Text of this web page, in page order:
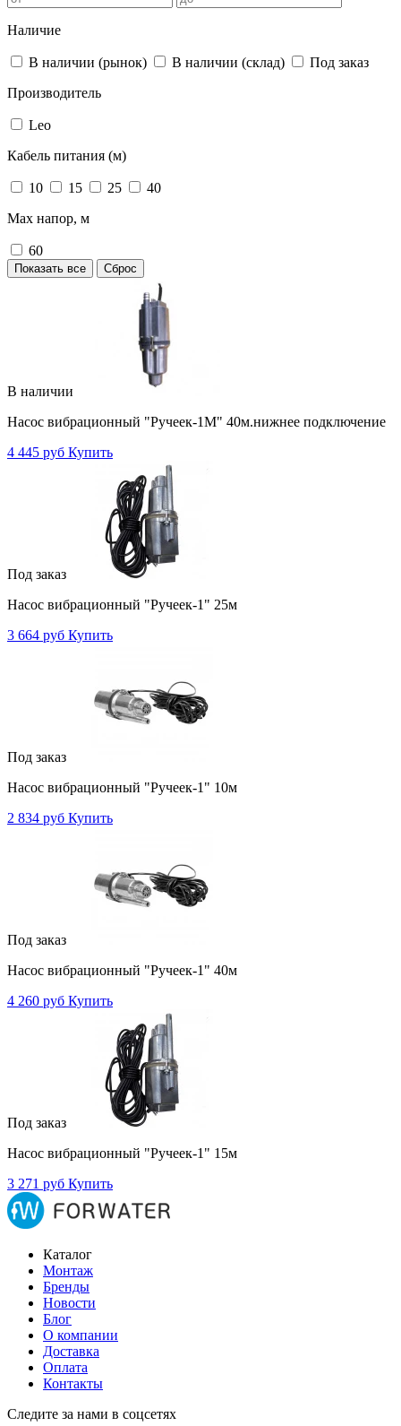
Наличие
В наличии (рынок) В наличии (склад)
Под заказ
Производитель
Leo
Кабель питания (м)
10 15 25
40
Max напор, м
60
Показать все Сброс
В наличии
Насос вибрационный "Ручеек-1М" 40м.нижнее подключение
4 445 руб Купить
Под заказ
Насос вибрационный "Ручеек-1" 25м
3 664 руб Купить
Под заказ
Насос вибрационный "Ручеек-1" 10м
2 834 руб Купить
Под заказ
Насос вибрационный "Ручеек-1" 40м
4 260 руб Купить
Под заказ
Насос вибрационный "Ручеек-1" 15м
3 271 руб Купить
Каталог
Монтаж
Бренды
Новости
Блог
О компании
Доставка
Оплата
Контакты
Следите за нами в соцсетях